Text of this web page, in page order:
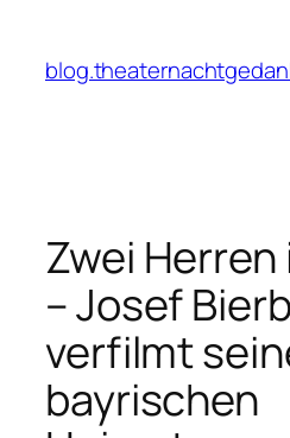
springen
Zwei Herren
– Josef
verfilmt
bayrischen